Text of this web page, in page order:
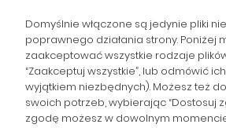
ZAMÓWIENIA
POPULARNE KATEGORIE
Domyślnie włączone są jedynie pliki
poprawnego działania strony. Poniżej
zaakceptować wszystkie rodzaje
“Zaakceptuj wszystkie”, lub odmówić
wyjątkiem niezbędnych). Możesz też
swoich potrzeb, wybierając “Dostosuj
zgodę możesz w dowolnym